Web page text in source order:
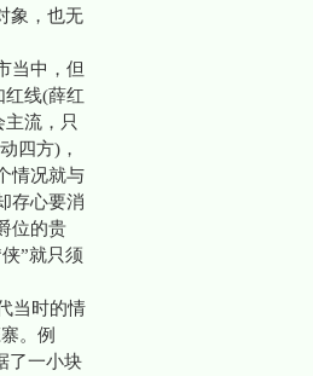
象，也无
当中，但
红线(薛红
流，只
四方)，
情况就与
存心要消
位的贵
”就只须
当时的情
。例
了一小块